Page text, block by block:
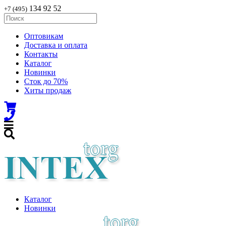
+7 (495) 134 92 52
Оптовикам
Доставка и оплата
Контакты
Каталог
Новинки
Сток до 70%
Хиты продаж
Каталог
Новинки